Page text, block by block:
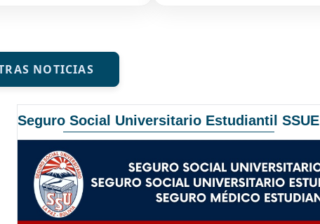
NOTICIAS
Seguro Social Universitario Estudiantil SSUE